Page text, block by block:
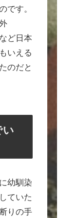
です。
ど日本
いえる
のだと
い
幼馴染
ていた
りの手